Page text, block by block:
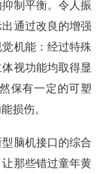
制平衡。令人振
通过改良的增强
机能：经过特殊
视功能均取得显
保有一定的可塑
损伤。
脑机接口的综合
那些错过童年黄